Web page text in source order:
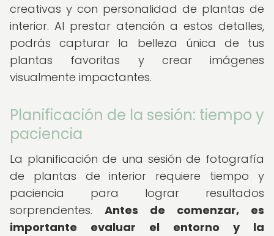
creativas y con personalidad de plantas de
interior. Al prestar atención a estos detalles,
podrás capturar la belleza única de tus
plantas favoritas y crear imágenes
visualmente impactantes.
Planificación de la sesión: tiempo y
paciencia
La planificación de una sesión de fotografía
de plantas de interior requiere tiempo y
paciencia para lograr resultados
sorprendentes. Antes de comenzar, es
importante evaluar el entorno y la